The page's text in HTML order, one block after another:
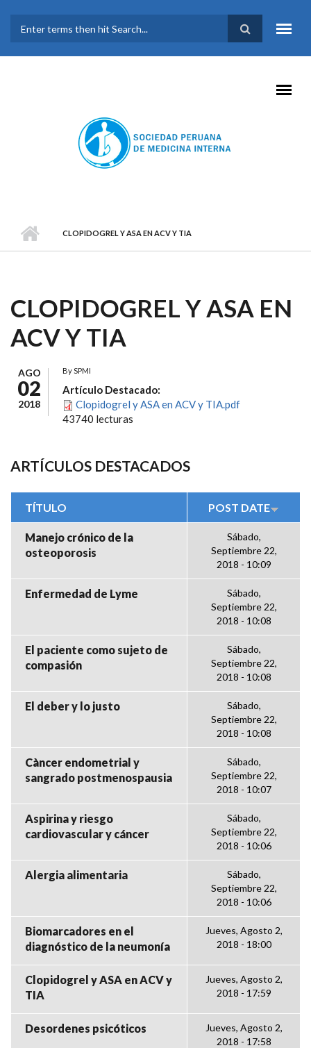
FORMULARIO DE
BÚSQUEDA
CLOPIDOGREL Y ASA EN ACV Y TIA
CLOPIDOGREL Y ASA EN
ACV Y TIA
AGO
02
2018
BySPMI
Artículo Destacado:
Clopidogrel y ASA en ACV y TIA.pdf
43740 lecturas
ARTÍCULOS DESTACADOS
TÍTULO POST DATE
Manejo crónico de la
osteoporosis
Sábado,
Septiembre 22,
2018 - 10:09
Enfermedad de Lyme
Sábado,
Septiembre 22,
2018 - 10:08
El paciente como sujeto de
compasión
Sábado,
Septiembre 22,
2018 - 10:08
El deber y lo justo
Sábado,
Septiembre 22,
2018 - 10:08
Càncer endometrial y
sangrado postmenospausia
Sábado,
Septiembre 22,
2018 - 10:07
Aspirina y riesgo
cardiovascular y cáncer
Sábado,
Septiembre 22,
2018 - 10:06
Alergia alimentaria
Sábado,
Septiembre 22,
2018 - 10:06
Biomarcadores en el
diagnóstico de la neumonía
Jueves, Agosto 2,
2018 - 18:00
Clopidogrel y ASA en ACV y
TIA
Jueves, Agosto 2,
2018 - 17:59
Desordenes psicóticos
Jueves, Agosto 2,
2018 - 17:58